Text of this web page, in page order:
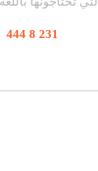
444 8 231